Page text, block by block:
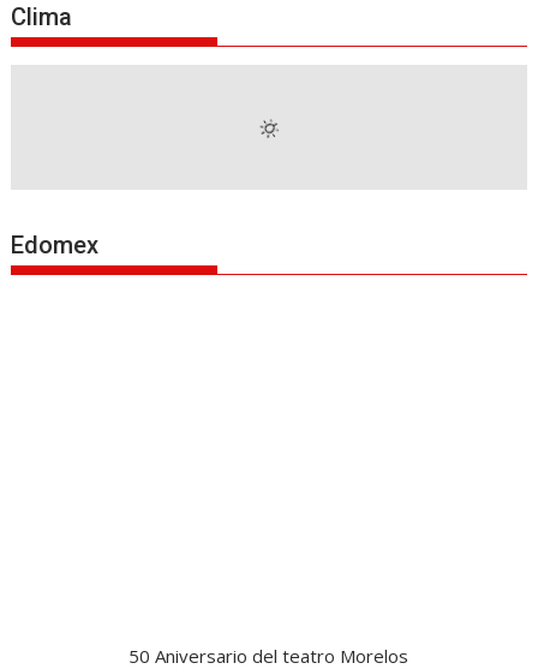
Clima
Edomex
50 Aniversario del teatro Morelos